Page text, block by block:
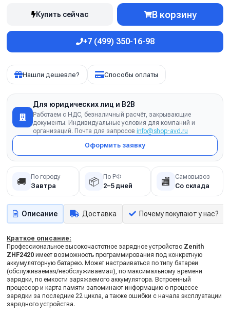
Купить сейчас В корзину
+7 (499) 350-16-98
Нашли дешевле? Способы оплаты
Для юридических лиц и B2B
Работаем с НДС, безналичный расчёт, закрывающие
документы. Индивидуальные условия для компаний и
организаций. Почта для запросов info@shop-avd.ru
Оформить заявку
🚚 По городу
Завтра 📦 По РФ
2–5 дней 🏬 Самовывоз
Со склада
Описание Доставка Почему покупают у нас?
Краткое описание:
Профессиональное высокочастотное зарядное устройство Zenith
ZHF2420 имеет возможность программирования под конкретную
аккумуляторную батарею. Может настраиваться по типу батареи
(обслуживаемая/необслуживаемая), по максимальному времени
зарядки, по емкости заряжаемого аккумулятора. Встроенный
процессор и карта памяти запоминают информацию о процессе
зарядки за последние 22 цикла, а также ошибки с начала эксплуатации
зарядного устройства.